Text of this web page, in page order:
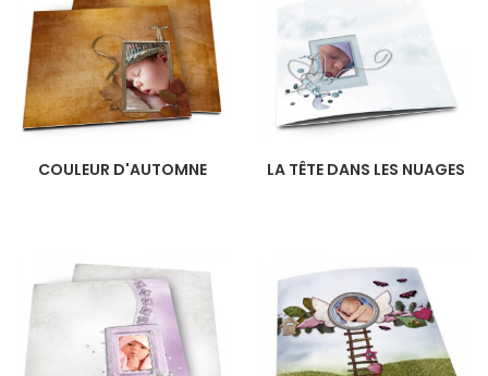
COULEUR D'AUTOMNE LA TÊTE DANS LES NUAGES